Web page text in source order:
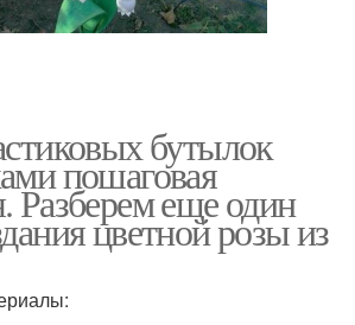
бутылок
пошаговая
Разберем еще один
цветной розы из